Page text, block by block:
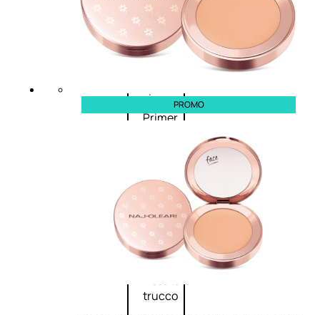
viso
Primer
Fondotinta
Fard/Blush
Illuminante
viso
Terre
abbronzanti
Fissatore
trucco
PROMO